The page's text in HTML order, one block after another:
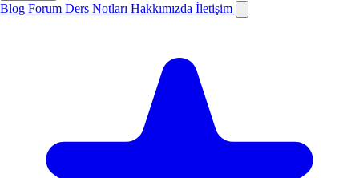
Blog Forum Ders Notları Hakkımızda İletişim